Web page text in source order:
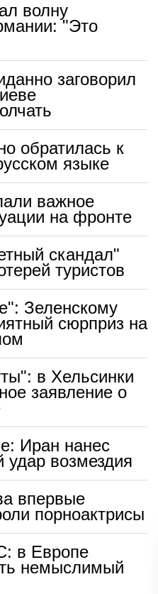
волну
"Это
заговорил
обратилась к
языке
важное
на фронте
скандал"
туристов
Зеленскому
сюрприз на
в Хельсинки
заявление о
Иран нанес
удар возмездия
впервые
порноактрисы
в Европе
немыслимый